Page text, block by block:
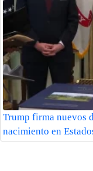
Trump firma nuevos
nacimiento en